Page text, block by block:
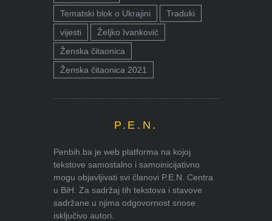
Tematski blok o Ukrajini
Traduki
vijesti
Željko Ivanković
Ženska čitaonica
Ženska čitaonica 2021
P.E.N.
Penbih.ba je web platforma na kojoj
tekstove samostalno i samoinicijativno
mogu objavljivati svi članovi P.E.N. Centra
u BiH. Za sadržaj tih tekstova i stavove
sadržane u njima odgovornost snose
isključivo autori.